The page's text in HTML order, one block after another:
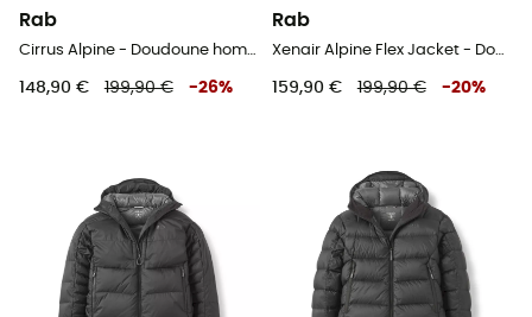
Rab
148,90 € 199,90 € -26%
Rab
159,90 € 199,90 € -20%